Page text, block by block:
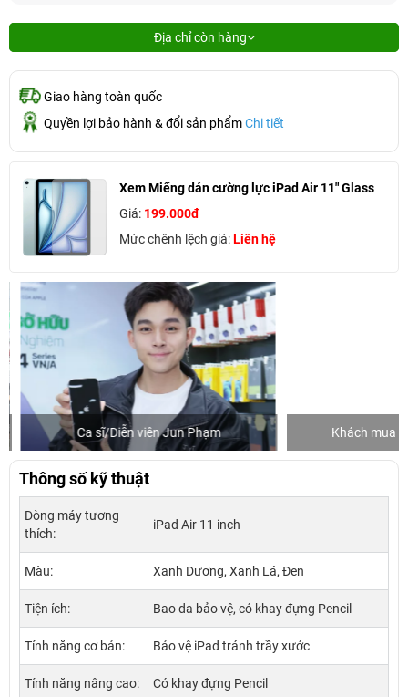
Địa chỉ còn hàng
Giao hàng toàn quốc
Quyền lợi bảo hành & đổi sản phẩmChi tiết
Xem Miếng dán cường lực iPad Air 11" Glass
Giá: 199.000đ
Mức chênh lệch giá:Liên hệ
Ca sĩ/Diễn viên Jun Phạm Khách mua
Thông số kỹ thuật
Dòng máy tương
thích:
iPad Air 11 inch
Màu: Xanh Dương, Xanh Lá, Đen
Tiện ích: Bao da bảo vệ, có khay đựng Pencil
Tính năng cơ bản: Bảo vệ iPad tránh trầy xước
Tính năng nâng cao: Có khay đựng Pencil